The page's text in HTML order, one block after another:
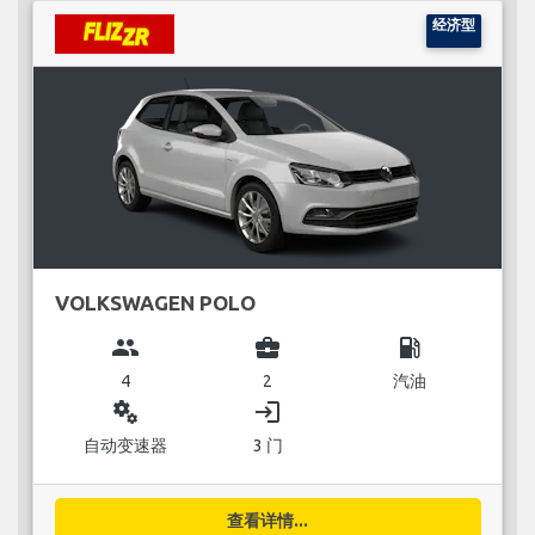
经济型
VOLKSWAGEN POLO
group
4
business_center
2
local_gas_station
汽油
miscellaneous_services
自动变速器
login
3 门
查看详情...